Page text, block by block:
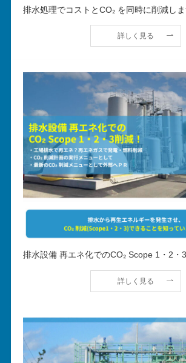
排水処理でコストとCO₂ を同時に削減しま
詳しく見る
排水設備 再エネ化でのCO₂ Scope 1・2・3
詳しく見る